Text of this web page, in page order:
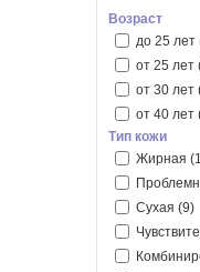
AXIS-Y
Celimax
Dr. Althea
MEDI-
Real
Round Lab
The Saem
VT
Возраст
до 25 лет
от 25 лет
от 30 лет
от 40 лет
Тип кожи
Жирная
Сухая (9)